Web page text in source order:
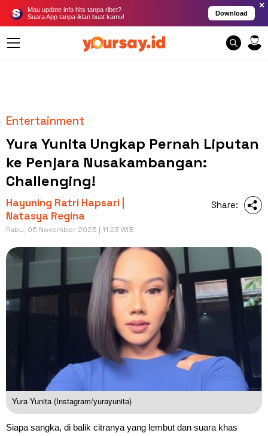
Mau update info hits tanpa ribet?
Suara App tanpa iklan buat kamu!
Download
×
Entertainment
Yura Yunita Ungkap Pernah Liputan
ke Penjara Nusakambangan:
Challenging!
Hayuning Ratri Hapsari |
Natasya Regina
Rabu, 05 November 2025 | 11:23 WIB
Share:
Yura Yunita (Instagram/yurayunita)
Siapa sangka, di balik citranya yang lembut dan suara khas